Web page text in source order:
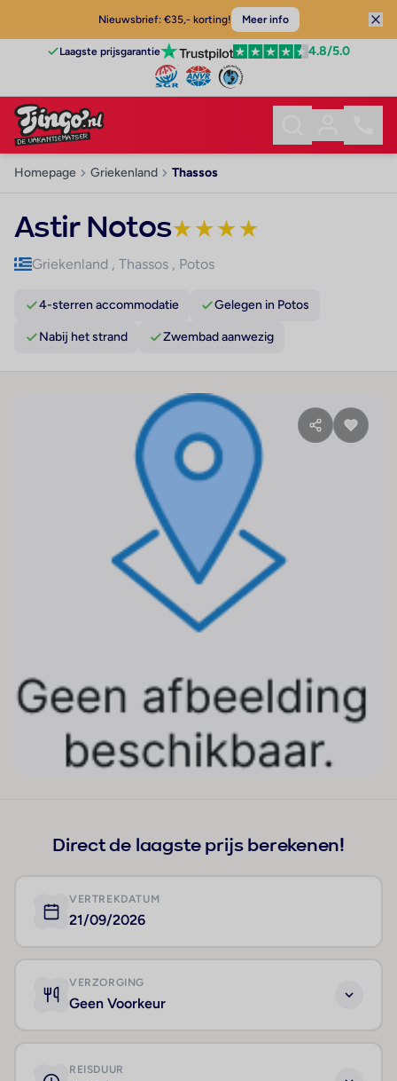
Nieuwsbrief: €35,- korting! Meer info
Laagste prijsgarantie 4.8/5.0
Homepage Griekenland Thassos
Astir Notos★★★★
Griekenland , Thassos , Potos
4-sterren accommodatie Gelegen in Potos
Nabij het strand Zwembad aanwezig
Direct de laagste prijs berekenen!
VERTREKDATUM
21/09/2026
VERZORGING
Geen Voorkeur
REISDUUR